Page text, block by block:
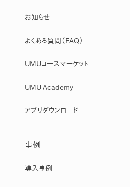
お知らせ
よくある質問（FAQ）
UMUコースマーケット
UMU Academy
アプリダウンロード
事例
導入事例